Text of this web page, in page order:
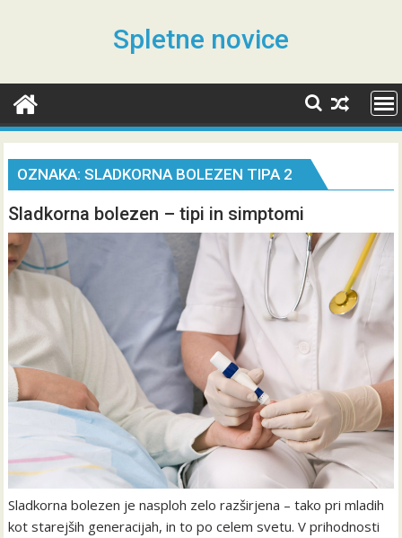
Spletne novice
OZNAKA:SLADKORNA BOLEZEN TIPA 2
Sladkorna bolezen – tipi in simptomi
Sladkorna bolezen je nasploh zelo razširjena – tako pri mladih
kot starejših generacijah, in to po celem svetu. V prihodnosti